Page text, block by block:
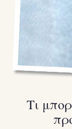
Τι